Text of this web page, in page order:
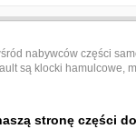
nabywców części
są klocki hamulcowe,
stronę części